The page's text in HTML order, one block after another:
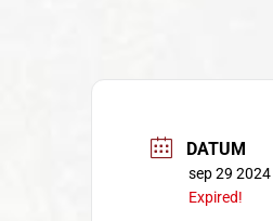
DATUM
sep 29 2024
Expired!